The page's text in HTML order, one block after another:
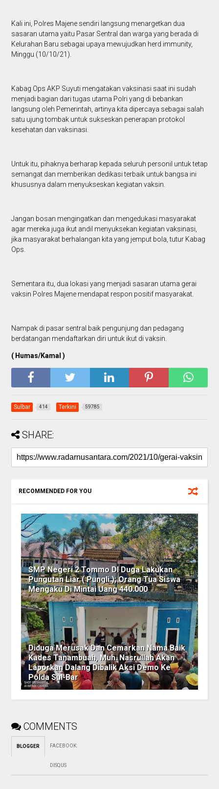
Kali ini, Polres Majene sendiri langsung menargetkan dua
sasaran utama yaitu Pasar Sentral dan warga yang berada di
Kelurahan Baru sebagai upaya mewujudkan herd immunity,
Minggu (10/10/21).
Kabag Ops AKP Suyuti mengatakan vaksinasi saat ini sudah
menjadi bagian dari tugas utama Polri yang di bebankan
langsung oleh Pemerintah, artinya kita dipercaya sebagai salah
satu ujung tombak untuk sukseskan penerapan protokol
kesehatan dan vaksinasi.
Untuk itu, pihaknya berharap kepada seluruh personil untuk tetap
semangat dan memberikan dedikasi terbaik untuk bangsa ini
khususnya dalam menyukseskan kegiatan vaksin.
Jangan bosan mengingatkan dan mengedukasi masyarakat
agar mereka juga ikut andil menyuksekan kegiatan vaksinasi,
jika masyarakat berhalangan kita yang jemput bola, tutur Kabag
Ops.
Sementara itu, dua lokasi yang menjadi sasaran utama gerai
vaksin Polres Majene mendapat respon positif masyarakat.
Nampak di pasar sentral baik pengunjung dan pedagang
berdatangan mendaftarkan diri untuk ikut di vaksin.
( Humas/Kamal )
Sulbar 414 Terkini 59785
SHARE:
RECOMMENDED FOR YOU
SMP Negeri 2 Tommo DI Duga Lakukan
Pungutan Liar ( Pungli ); Orang Tua Siswa
Mengaku Di Mintai Uang 440.000
Diduga Merusak Dan Cemarkan Nama Baik
Kades Tanambuah, Muh. Nasrullah Akan
Laporkan Dalang Dibalik Aksi Demo Ke
Polda Sul-Bar
COMMENTS
BLOGGER FACEBOOK:
DISQUS